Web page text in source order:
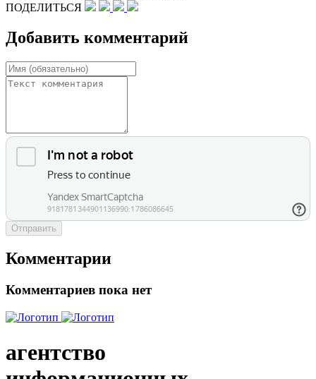
ПОДЕЛИТЬСЯ
Добавить комментарий
Отправить
Комментарии
Комментариев пока нет
агентство